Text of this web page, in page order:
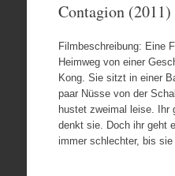
Contagion (2011)
Filmbeschreibung: Eine
Heimweg von einer
Kong. Sie sitzt in einer
paar Nüsse von der
hustet zweimal leise. Ihr
denkt sie. Doch ihr geht
immer schlechter, bis